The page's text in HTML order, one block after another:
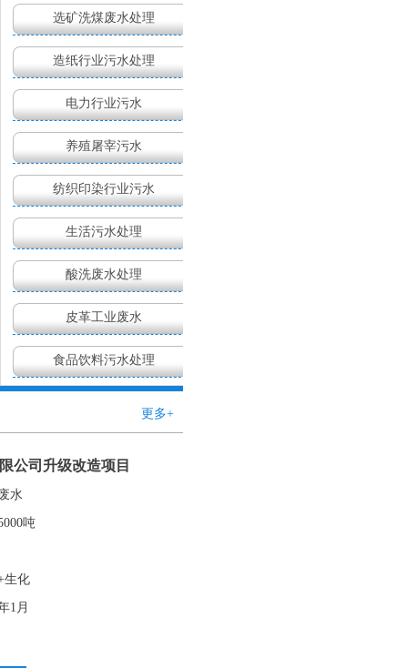
选矿洗煤废水处理
造纸行业污水处理
电力行业污水
养殖屠宰污水
纺织印染行业污水
生活污水处理
酸洗废水处理
皮革工业废水
食品饮料污水处理
更多+
公司升级改造项目
水
吨
生化
1月